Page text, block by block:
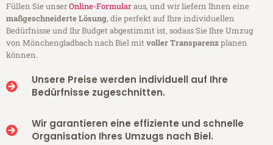
Füllen Sie unserOnline-Formularaus, und wir liefern Ihnen eine
maßgeschneiderte Lösung, die perfekt auf Ihre individuellen
Bedürfnisse und Ihr Budget abgestimmt ist, sodass Sie Ihre Umzug
von Mönchengladbach nach Biel mitvoller Transparenzplanen
können.
Unsere Preise werden individuell auf Ihre
Bedürfnisse zugeschnitten.
Wir garantieren eine effiziente und schnelle
Organisation Ihres Umzugs nach Biel.